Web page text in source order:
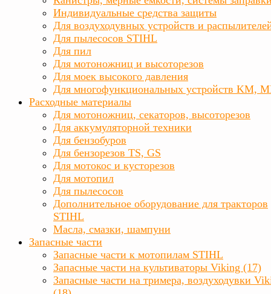
Индивидуальные средства защиты
Для воздуходувных устройств и
Для пылесосов STIHL
Для пил
Для мотоножниц и высоторезов
Для моек высокого давления
Для многофункциональных устройств KM,
Расходные материалы
Для мотоножниц, секаторов, высоторезов
Для аккумуляторной техники
Для бензобуров
Для бензорезов TS, GS
Для мотокос и кусторезов
Для мотопил
Для пылесосов
Дополнительное оборудование для тракторов
STIHL
Масла, смазки, шампуни
Запасные части
Запасные части к мотопилам STIHL
Запасные части на культиваторы Viking (17)
Запасные части на тримера, воздуходувки